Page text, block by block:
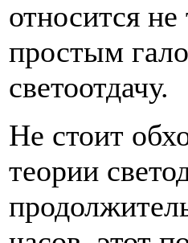
относится
простым
светоотдачу.
Не стоит
теории